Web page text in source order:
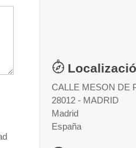
CALLE MESON DE
28012 - MADRID
Madrid
España